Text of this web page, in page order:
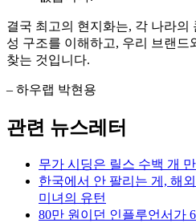
결국 최고의 현지화는, 각 나라의
성 구조를 이해하고, 우리 브랜드
찾는 것입니다.
– 하우랩 박현용
관련 뉴스레터
무가 시딩은 릴스 수백 개
한국에서 안 팔리는 게, 해
미녀의 유턴
80만 원이던 인플루언서가